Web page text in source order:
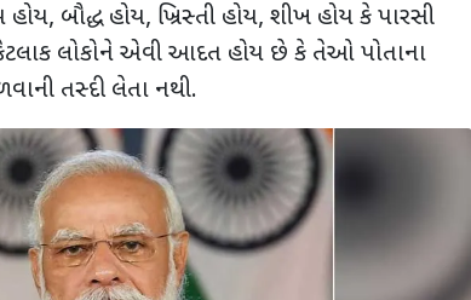
બૌદ્ધ હોય, ખ્રિસ્તી હોય, શીખ હોય કે પારસી
લોકોને એવી આદત હોય છે કે તેઓ પોતાના
તસ્દી લેતા નથી.